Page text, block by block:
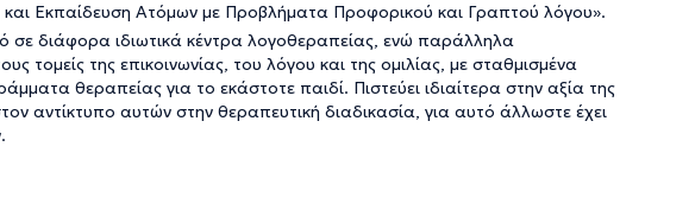
και Εκπαίδευση Ατόμων με Προβλήματα Προφορικού και Γραπτού λόγου».
σε διάφορα ιδιωτικά κέντρα λογοθεραπείας, ενώ παράλληλα
τομείς της επικοινωνίας, του λόγου και της ομιλίας, με σταθμισμένα
θεραπείας για το εκάστοτε παιδί. Πιστεύει ιδιαίτερα στην αξία της
αντίκτυπο αυτών στην θεραπευτική διαδικασία, για αυτό άλλωστε έχει